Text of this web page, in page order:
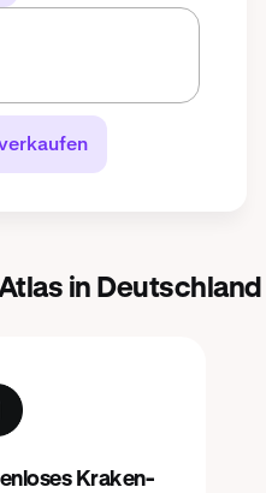
in Deutschland
Kraken-